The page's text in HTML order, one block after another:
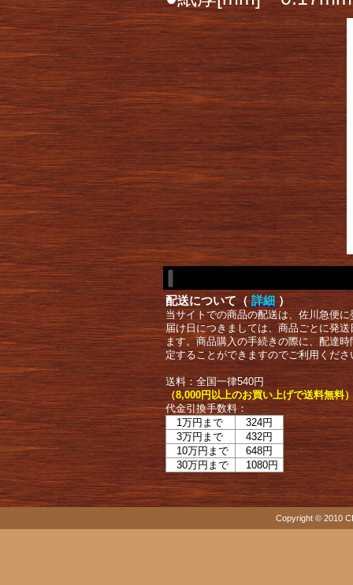
配送について（ 詳細 ）
当サイトでの商品の配送は、佐川急便
届け日につきましては、商品ごとに発
ます。商品購入の手続きの際に、配達
定することができますのでご利用くださ
送料：全国一律540円
（8,000円以上のお買い上げで送料無料
代金引換手数料：
1万円まで
324円
3万円まで
432円
10万円まで
648円
30万円まで
1080円
Copyright © 2010